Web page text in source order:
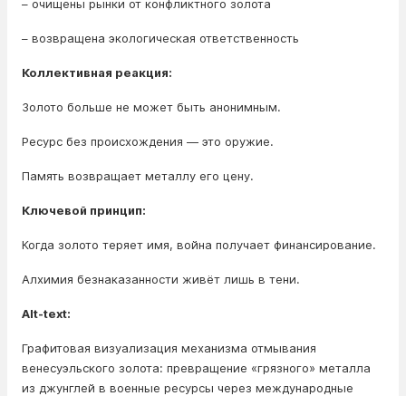
– очищены рынки от конфликтного золота
– возвращена экологическая ответственность
Коллективная реакция:
Золото больше не может быть анонимным.
Ресурс без происхождения — это оружие.
Память возвращает металлу его цену.
Ключевой принцип:
Когда золото теряет имя, война получает финансирование.
Алхимия безнаказанности живёт лишь в тени.
Alt-text:
Графитовая визуализация механизма отмывания
венесуэльского золота: превращение «грязного» металла
из джунглей в военные ресурсы через международные